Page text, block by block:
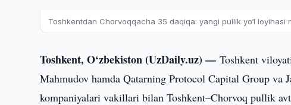
Toshkentdan Chorvoqqacha 35 daqiqa: yangi pullik yo‘l loyihasi
Toshkent, O‘zbekiston (UzDaily.uz) —Toshkent
Mahmudov hamda Qatarning Protocol Capital Group va
kompaniyalari vakillari bilan Toshkent–Chorvoq pullik